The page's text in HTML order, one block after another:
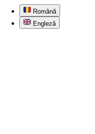
Română
Engleză